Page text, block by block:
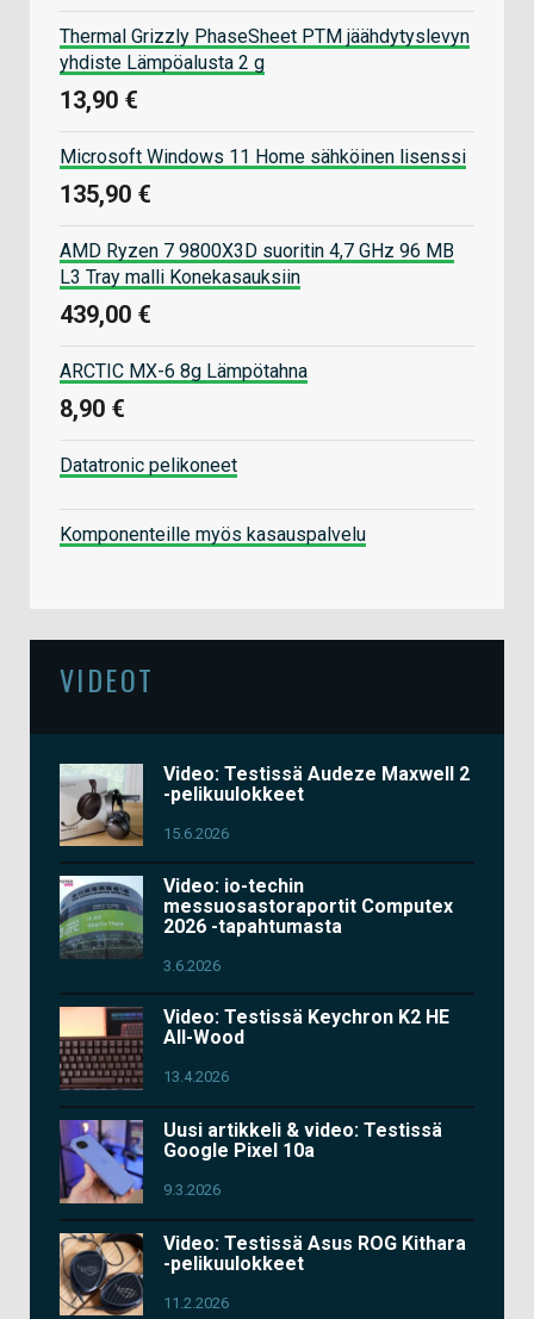
Thermal Grizzly PhaseSheet PTM jäähdytyslevyn
yhdiste Lämpöalusta 2 g
13,90 €
Microsoft Windows 11 Home sähköinen lisenssi
135,90 €
AMD Ryzen 7 9800X3D suoritin 4,7 GHz 96 MB
L3 Tray malli Konekasauksiin
439,00 €
ARCTIC MX-6 8g Lämpötahna
8,90 €
Datatronic pelikoneet
Komponenteille myös kasauspalvelu
VIDEOT
Video: Testissä Audeze Maxwell 2
-pelikuulokkeet
15.6.2026
Video: io-techin
messuosastoraportit Computex
2026 -tapahtumasta
3.6.2026
Video: Testissä Keychron K2 HE
All-Wood
13.4.2026
Uusi artikkeli & video: Testissä
Google Pixel 10a
9.3.2026
Video: Testissä Asus ROG Kithara
-pelikuulokkeet
11.2.2026